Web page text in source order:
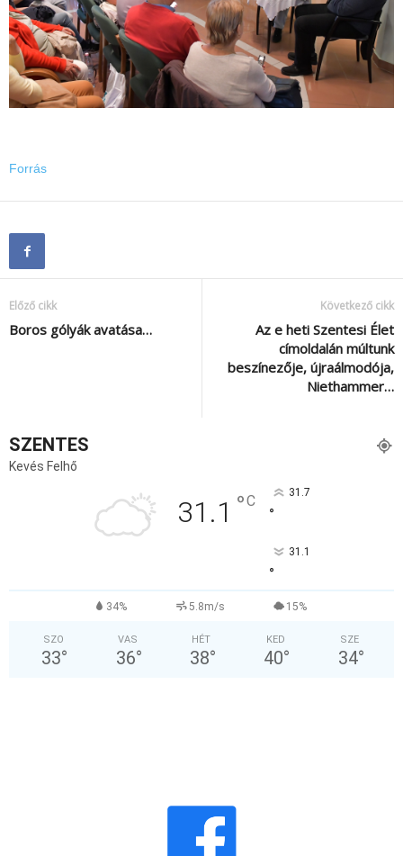
Forrás
Előző cikk
Boros gólyák avatása…
Következő cikk
Az e heti Szentesi Élet
címoldalán múltunk
beszínezője, újraálmodója,
Niethammer…
SZENTES
Kevés Felhő
31.1 °C 31.7
°
31.1
°
34% 5.8m/s 15%
SZO
33°
VAS
36°
HÉT
38°
KED
40°
SZE
34°